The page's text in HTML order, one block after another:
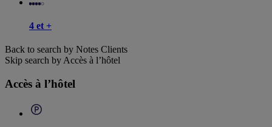
4 et +
Back to search by Notes Clients
Skip search by Accès à l’hôtel
Accès à l’hôtel